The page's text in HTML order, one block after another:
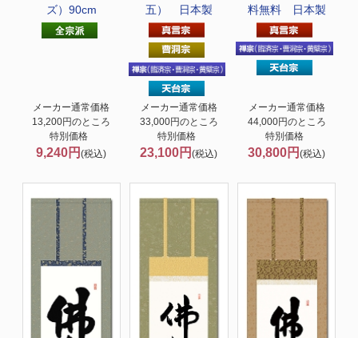
ズ）90cm
メーカー通常価格
13,200円のところ
特別価格
9,240円(税込)
五） 日本製
メーカー通常価格
33,000円のところ
特別価格
23,100円(税込)
料無料 日本製
メーカー通常価格
44,000円のところ
特別価格
30,800円(税込)